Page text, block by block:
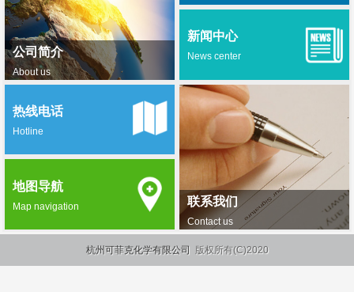
公司简介
About us
新闻中心
News center
联系我们
Contact us
热线电话
Hotline
地图导航
Map navigation
杭州可菲克化学有限公司 版权所有(C)2020